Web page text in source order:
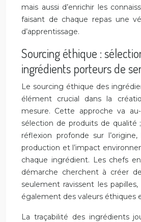
mais aussi d’enrichir les
faisant de chaque repas une
d’apprentissage.
Sourcing éthique :
ingrédients porteurs de
Le sourcing éthique des
élément crucial dans la
mesure. Cette approche va
sélection de produits de qualité
réflexion profonde sur
production et l’impact
chaque ingrédient. Les chefs
démarche cherchent à créer
seulement ravissent les
également des valeurs éthiques
La traçabilité des ingrédients